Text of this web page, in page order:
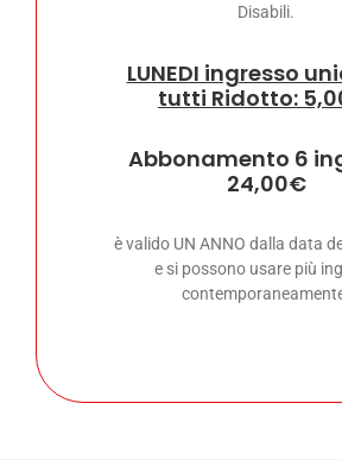
Disabili.
LUNEDI ingresso
tutti Ridotto:
Abbonamento 6
24,00€
è valido UN ANNO dalla data
e si possono usare più